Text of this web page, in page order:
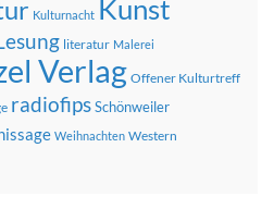
Kulturnacht Kunst
literatur Malerei
Verlag Offener Kulturtreff
radiofipsSchönweiler
Weihnachten Western